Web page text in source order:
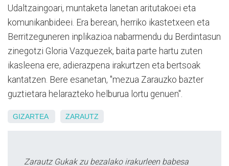
Udaltzaingoari, muntaketa lanetan aritutakoei eta
komunikanbideei. Era berean, herriko ikastetxeen eta
Berritzeguneren inplikazioa nabarmendu du Berdintasun
zinegotzi Gloria Vazquezek, baita parte hartu zuten
ikasleena ere, adierazpena irakurtzen eta bertsoak
kantatzen. Bere esanetan, "mezua Zarauzko bazter
guztietara helarazteko helburua lortu genuen".
GIZARTEA ZARAUTZ
Zarautz Gukak zu bezalako irakurleen babesa